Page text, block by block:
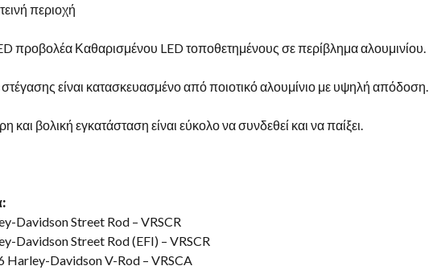
περιοχή
προβολέα Καθαρισμένου LED τοποθετημένους σε περίβλημα αλουμινίου.
στέγασης είναι κατασκευασμένο από ποιοτικό αλουμίνιο με υψηλή απόδοση.
και βολική εγκατάσταση είναι εύκολο να συνδεθεί και να παίξει.
Davidson Street Rod – VRSCR
Davidson Street Rod (EFI) – VRSCR
Harley-Davidson V-Rod – VRSCA